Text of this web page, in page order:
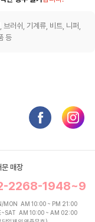
러쉬, 기계류, 비트, 니퍼,
등
문 매장
2268-1948~9
MON AM 10:00 ~ PM 21:00
AM 10:00 ~ AM 02:00